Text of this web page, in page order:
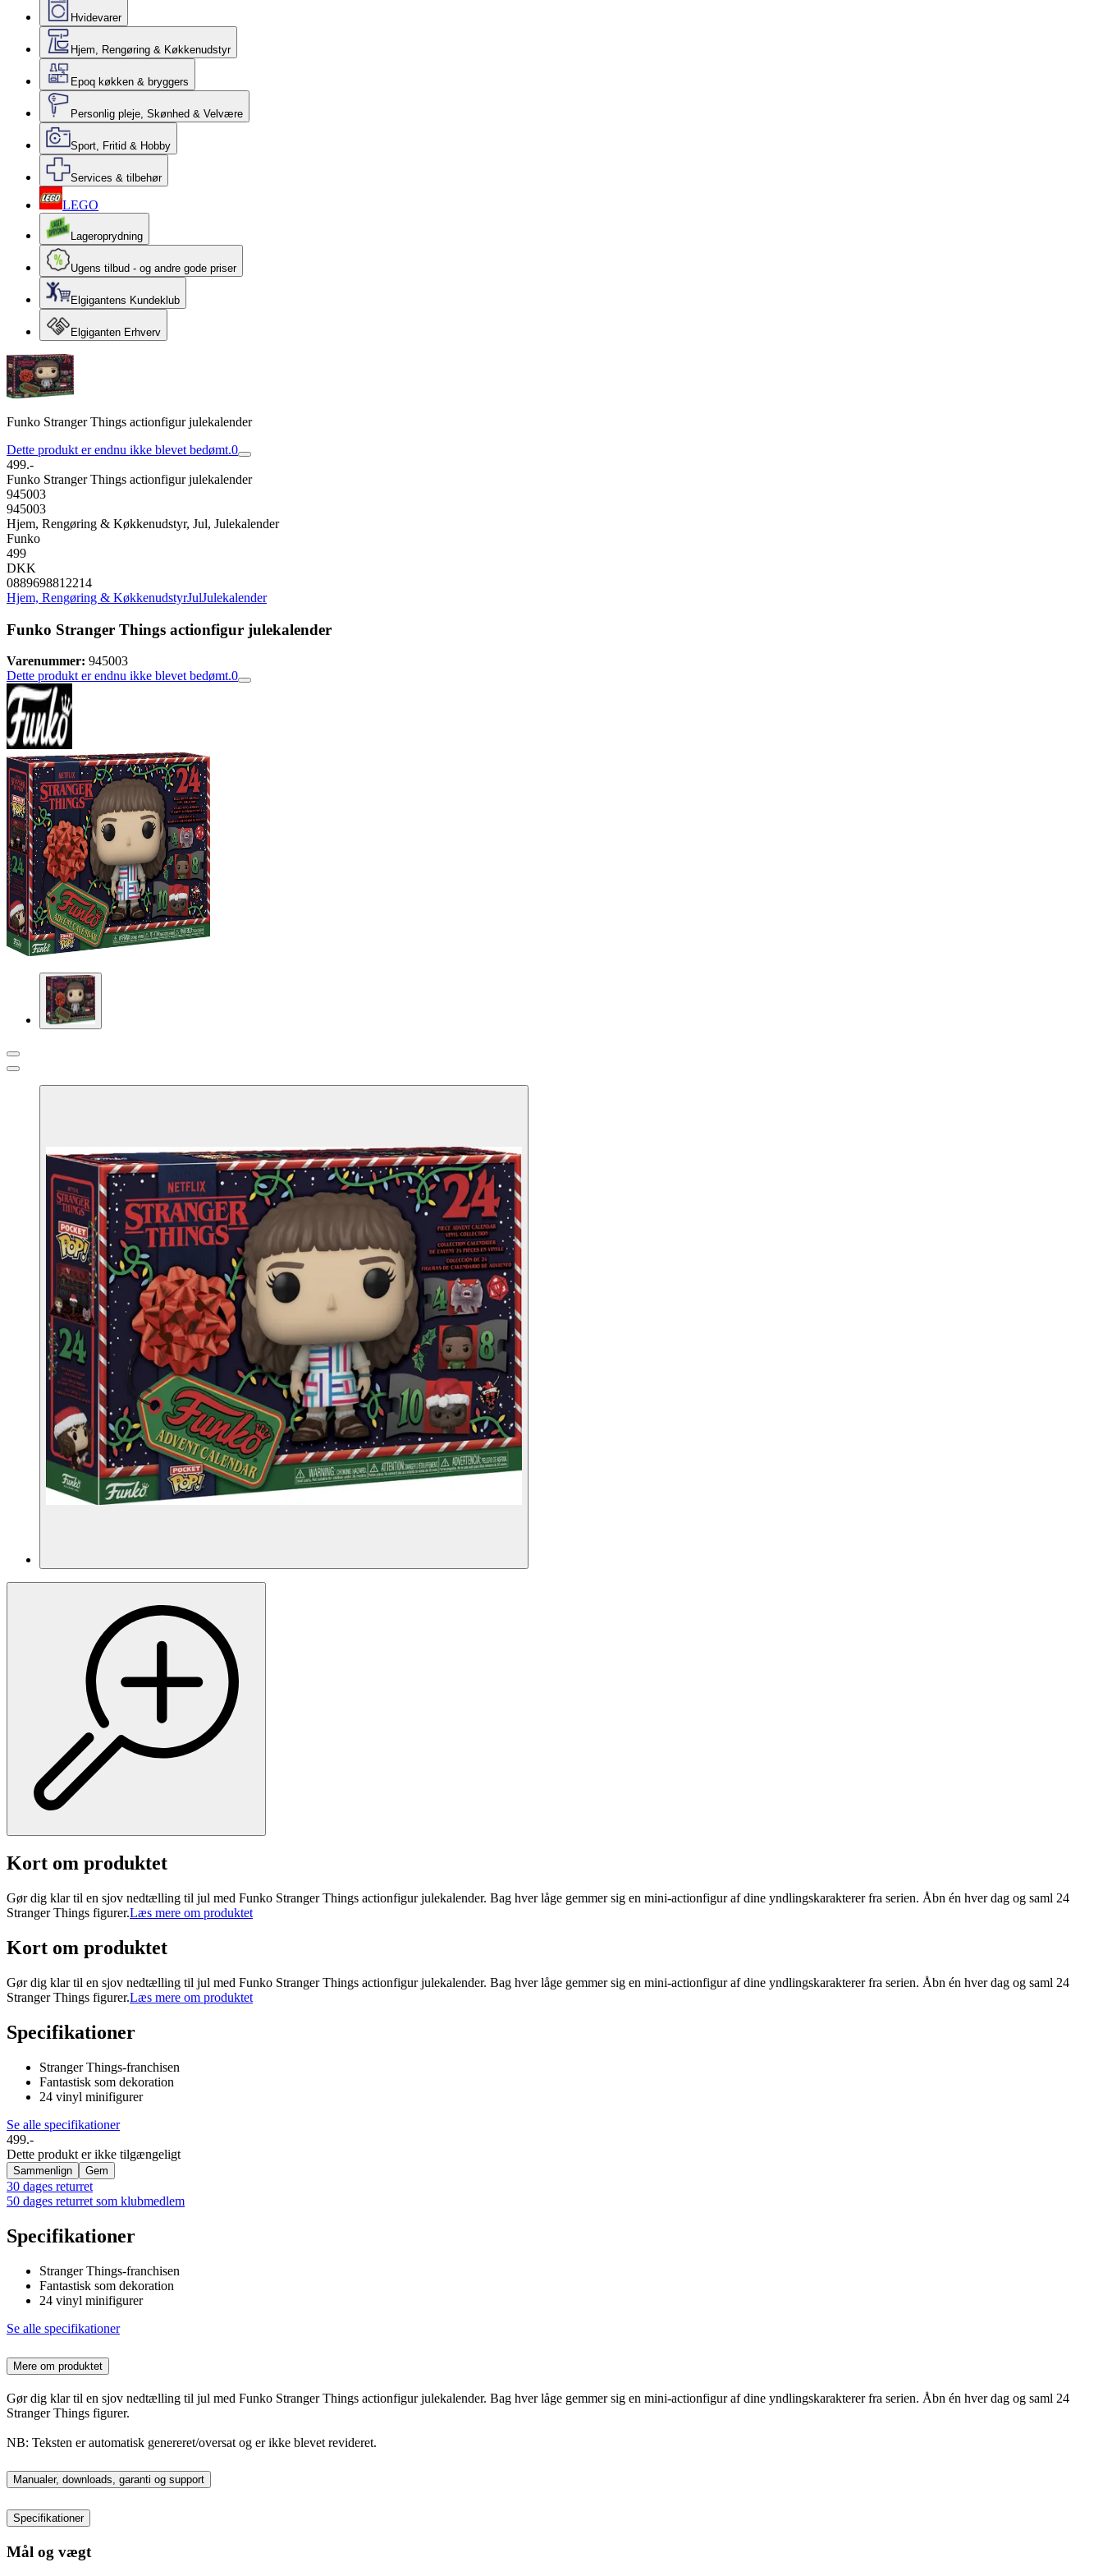
Hvidevarer
Hjem, Rengøring & Køkkenudstyr
Epoq køkken & bryggers
Personlig pleje, Skønhed & Velvære
Sport, Fritid & Hobby
Services & tilbehør
LEGO
Lageroprydning
Ugens tilbud - og andre gode priser
Elgigantens Kundeklub
Elgiganten Erhverv
Funko Stranger Things actionfigur julekalender
Dette produkt er endnu ikke blevet bedømt.0
499.-
Funko Stranger Things actionfigur julekalender
945003
945003
Hjem, Rengøring & Køkkenudstyr, Jul, Julekalender
Funko
499
DKK
0889698812214
Hjem, Rengøring & KøkkenudstyrJulJulekalender
Funko Stranger Things actionfigur julekalender
Varenummer: 945003
Dette produkt er endnu ikke blevet bedømt.0
Kort om produktet
Gør dig klar til en sjov nedtælling til jul med Funko Stranger Things actionfigur julekalender. Bag hver låge gemmer sig en mini-actionfigur af dine yndlingskarakterer fra serien. Åbn én hver dag og saml 24
Stranger Things figurer.Læs mere om produktet
Kort om produktet
Gør dig klar til en sjov nedtælling til jul med Funko Stranger Things actionfigur julekalender. Bag hver låge gemmer sig en mini-actionfigur af dine yndlingskarakterer fra serien. Åbn én hver dag og saml 24
Stranger Things figurer.Læs mere om produktet
Specifikationer
Stranger Things-franchisen
Fantastisk som dekoration
24 vinyl minifigurer
Se alle specifikationer
499.-
Dette produkt er ikke tilgængeligt
Sammenlign Gem
30 dages returret
50 dages returret som klubmedlem
Specifikationer
Stranger Things-franchisen
Fantastisk som dekoration
24 vinyl minifigurer
Se alle specifikationer
Mere om produktet
Gør dig klar til en sjov nedtælling til jul med Funko Stranger Things actionfigur julekalender. Bag hver låge gemmer sig en mini-actionfigur af dine yndlingskarakterer fra serien. Åbn én hver dag og saml 24
Stranger Things figurer.
NB: Teksten er automatisk genereret/oversat og er ikke blevet revideret.
Manualer, downloads, garanti og support
Specifikationer
Mål og vægt